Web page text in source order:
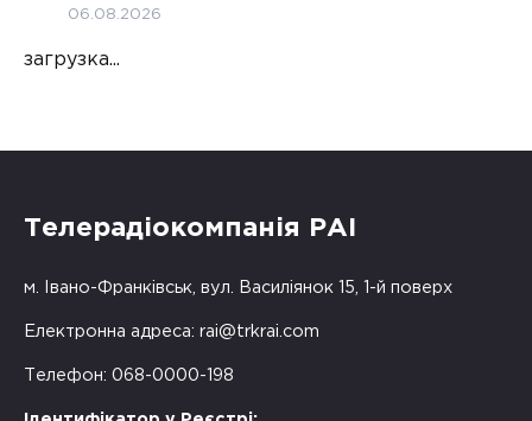
06.08.2026
загрузка...
Телерадіокомпанія РАІ
м. Івано-Франківськ, вул. Василіянок 15, 1-й поверх
Електронна адреса: rai@trkrai.com
Телефон: 068-0000-198